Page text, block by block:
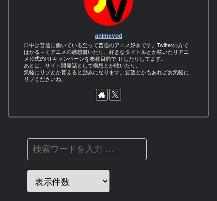
animevod
日中は普通に働いている至って普通のアニメ好きです。Twitterの方で
はかる～くアニメの感想書いたり、好きなタイトルとか呟いたりアニ
メ公式のRTキャンペーンを布教目的でRTしたりしてます。
あとは、サイト開発話として構想とか呟いたり。
気軽にリプとか貰えると励みになります。要望とかもあればお気軽に
リプくださいね。